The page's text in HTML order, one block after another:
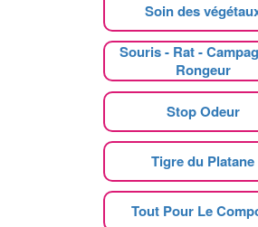
Soin des
Souris - Rat -
Rongeur
Stop Odeur
Tigre du Platane
Tout Pour Le